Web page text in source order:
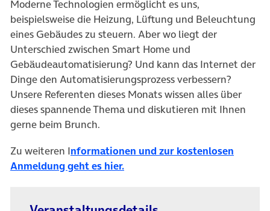
Moderne Technologien ermöglicht es uns,
beispielsweise die Heizung, Lüftung und Beleuchtung
eines Gebäudes zu steuern. Aber wo liegt der
Unterschied zwischen Smart Home und
Gebäudeautomatisierung? Und kann das Internet der
Dinge den Automatisierungsprozess verbessern?
Unsere Referenten dieses Monats wissen alles über
dieses spannende Thema und diskutieren mit Ihnen
gerne beim Brunch.
Zu weiteren Informationen und zur kostenlosen
Anmeldung geht es hier.